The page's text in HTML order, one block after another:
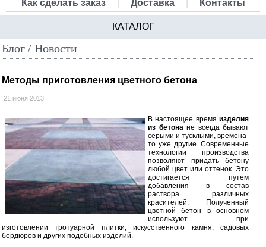
Как сделать заказ
Доставка Контакты
КАТАЛОГ
Блог / Новости
Методы приготовления цветного бетона
21 июня 2013
В настоящее времяизделия
из бетонане всегда бывают
серыми и тусклыми, времена-
то уже другие. Современные
технологии производства
позволяют придать бетону
любой цвет или оттенок. Это
достигается путем
добавления в состав
раствора различных
красителей. Полученный
цветной бетон в основном
используют при
изготовлении тротуарной плитки, искусственного камня, садовых
бордюров и других подобных изделий.